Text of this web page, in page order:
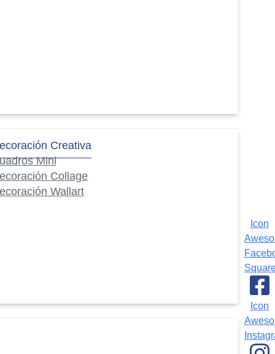
Creativa
Mini
Collage
Wallart
Icon
Icon